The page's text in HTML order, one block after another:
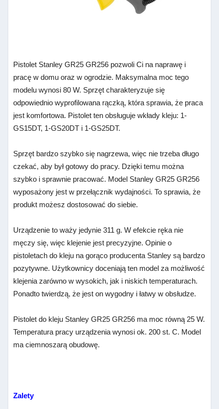
Pistolet Stanley GR25 GR256 pozwoli Ci na naprawę i
pracę w domu oraz w ogrodzie. Maksymalna moc tego
modelu wynosi 80 W. Sprzęt charakteryzuje się
odpowiednio wyprofilowana rączką, która sprawia, że praca
jest komfortowa. Pistolet ten obsługuje wkłady kleju: 1-
GS15DT, 1-GS20DT i 1-GS25DT.
Sprzęt bardzo szybko się nagrzewa, więc nie trzeba długo
czekać, aby był gotowy do pracy. Dzięki temu można
szybko i sprawnie pracować. Model Stanley GR25 GR256
wyposażony jest w przełącznik wydajności. To sprawia, że
produkt możesz dostosować do siebie.
Urządzenie to waży jedynie 311 g. W efekcie ręka nie
męczy się, więc klejenie jest precyzyjne. Opinie o
pistoletach do kleju na gorąco producenta Stanley są bardzo
pozytywne. Użytkownicy doceniają ten model za możliwość
klejenia zarówno w wysokich, jak i niskich temperaturach.
Ponadto twierdzą, że jest on wygodny i łatwy w obsłudze.
Pistolet do kleju Stanley GR25 GR256 ma moc równą 25 W.
Temperatura pracy urządzenia wynosi ok. 200 st. C. Model
ma ciemnoszarą obudowę.
Zalety